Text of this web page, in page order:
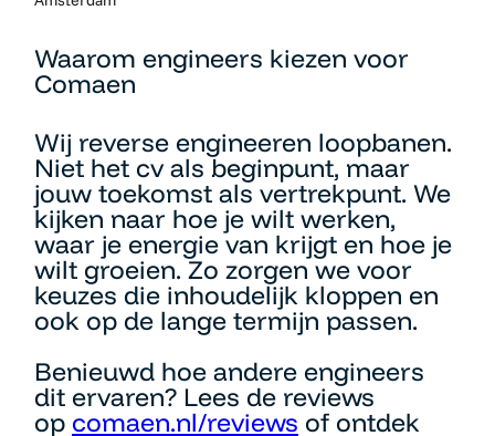
Waarom engineers kiezen voor
Comaen
Wij reverse engineeren loopbanen.
Niet het cv als beginpunt, maar
jouw toekomst als vertrekpunt. We
kijken naar hoe je wilt werken,
waar je energie van krijgt en hoe je
wilt groeien. Zo zorgen we voor
keuzes die inhoudelijk kloppen en
ook op de lange termijn passen.
Benieuwd hoe andere engineers
dit ervaren? Lees de reviews
op comaen.nl/reviews of ontdek